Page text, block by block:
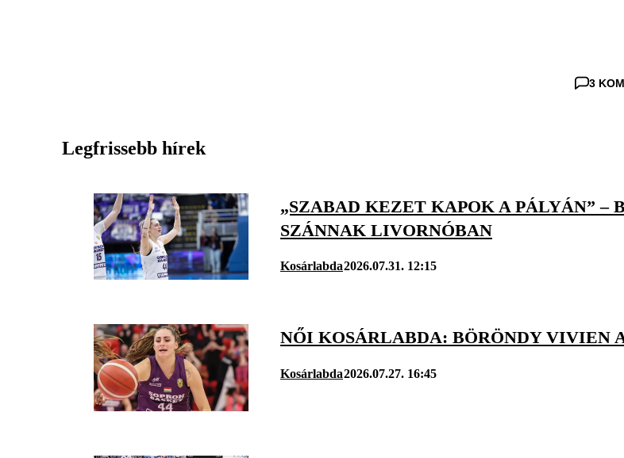
3
Legfrissebb hírek
„SZABAD KEZET KAPOK A PÁLYÁN” –
SZÁNNAK LIVORNÓBAN
Kosárlabda2026.07.31. 12:15
NŐI KOSÁRLABDA: BÖRÖNDY VIVIEN
Kosárlabda2026.07.27. 16:45